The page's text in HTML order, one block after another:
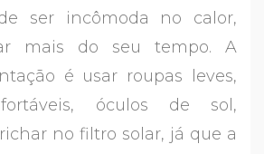
ser incômoda no calor,
mais do seu tempo. A
é usar roupas leves,
óculos de sol,
no filtro solar, já que a